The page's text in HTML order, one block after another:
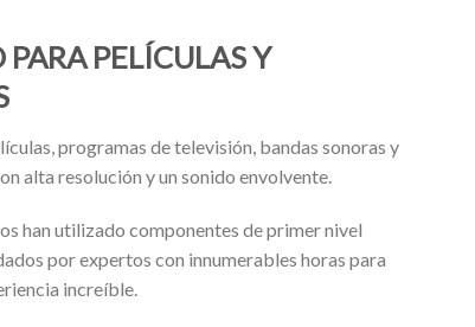
PARA PELÍCULAS Y
programas de televisión, bandas sonoras y
alta resolución y un sonido envolvente.
han utilizado componentes de primer nivel
por expertos con innumerables horas para
increíble.